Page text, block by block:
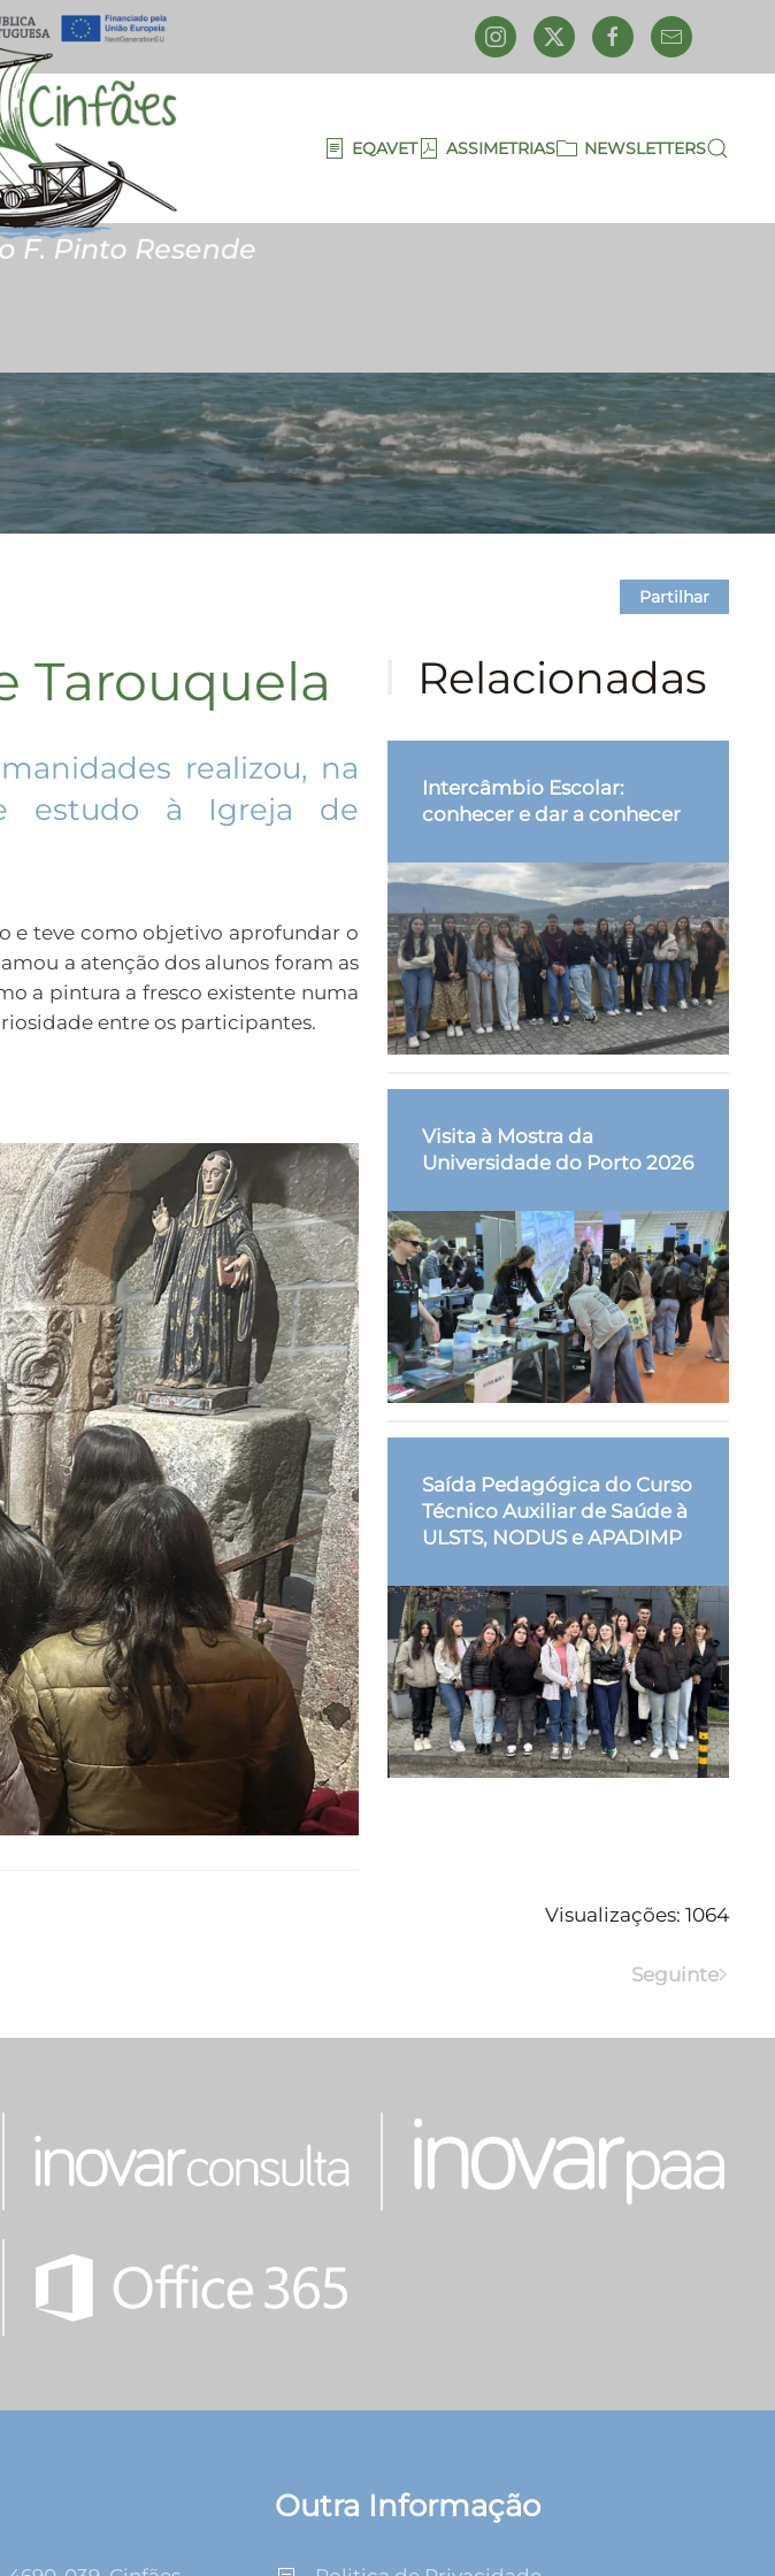
EQAVET ASSIMETRIAS NEWSLETTERS
Partilhar
Tarouquela
realizou, na
estudo à Igreja de
e teve como objetivo aprofundar o
a atenção dos alunos foram as
a pintura a fresco existente numa
entre os participantes.
Relacionadas
Intercâmbio Escolar:
conhecer e dar a conhecer
Visita à Mostra da
Universidade do Porto 2026
Saída Pedagógica do Curso
Técnico Auxiliar de Saúde à
ULSTS, NODUS e APADIMP
Visualizações: 1064
Seguinte
Outra Informação